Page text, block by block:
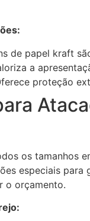
de papel kraft
a
proteção
os tamanhos
especiais para
o orçamento.